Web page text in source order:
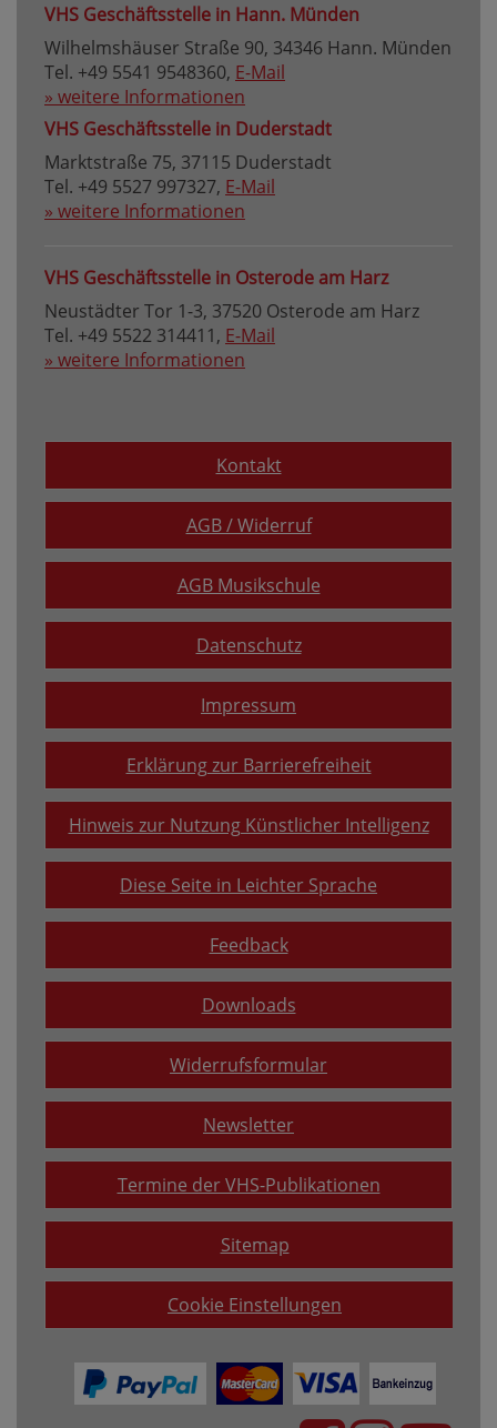
VHS Geschäftsstelle in Hann. Münden
Wilhelmshäuser Straße 90, 34346 Hann. Münden
Tel. +49 5541 9548360, E-Mail
» weitere Informationen
VHS Geschäftsstelle in Duderstadt
Marktstraße 75, 37115 Duderstadt
Tel. +49 5527 997327, E-Mail
» weitere Informationen
VHS Geschäftsstelle in Osterode am Harz
Neustädter Tor 1-3, 37520 Osterode am Harz
Tel. +49 5522 314411, E-Mail
» weitere Informationen
Kontakt
AGB / Widerruf
AGB Musikschule
Datenschutz
Impressum
Erklärung zur Barrierefreiheit
Hinweis zur Nutzung Künstlicher Intelligenz
Diese Seite in Leichter Sprache
Feedback
Downloads
Widerrufsformular
Newsletter
Termine der VHS-Publikationen
Sitemap
Cookie Einstellungen